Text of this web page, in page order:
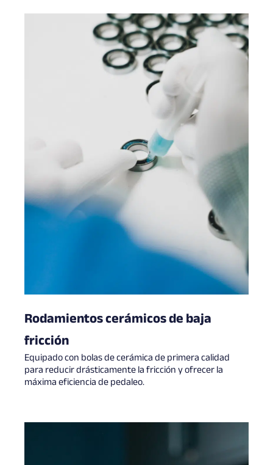
Rodamientos cerámicos de baja
fricción
Equipado con bolas de cerámica de primera calidad
para reducir drásticamente la fricción y ofrecer la
máxima eficiencia de pedaleo.